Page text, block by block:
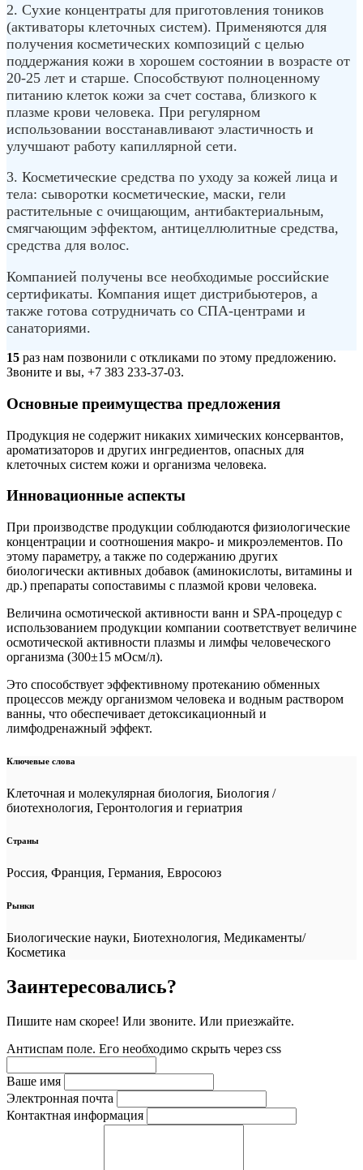
2. Сухие концентраты для приготовления тоников
(активаторы клеточных систем). Применяются для
получения косметических композиций с целью
поддержания кожи в хорошем состоянии в возрасте от
20-25 лет и старше. Способствуют полноценному
питанию клеток кожи за счет состава, близкого к
плазме крови человека. При регулярном
использовании восстанавливают эластичность и
улучшают работу капиллярной сети.
3. Косметические средства по уходу за кожей лица и
тела: сыворотки косметические, маски, гели
растительные с очищающим, антибактериальным,
смягчающим эффектом, антицеллюлитные средства,
средства для волос.
Компанией получены все необходимые российские
сертификаты. Компания ищет дистрибьютеров, а
также готова сотрудничать со СПА-центрами и
санаториями.
15 раз нам позвонили с откликами по этому предложению.
Звоните и вы, +7 383 233-37-03.
Основные преимущества предложения
Продукция не содержит никаких химических консервантов,
ароматизаторов и других ингредиентов, опасных для
клеточных систем кожи и организма человека.
Инновационные аспекты
При производстве продукции соблюдаются физиологические
концентрации и соотношения макро- и микроэлементов. По
этому параметру, а также по содержанию других
биологически активных добавок (аминокислоты, витамины и
др.) препараты сопоставимы с плазмой крови человека.
Величина осмотической активности ванн и SPA-процедур с
использованием продукции компании соответствует величине
осмотической активности плазмы и лимфы человеческого
организма (300±15 мОсм/л).
Это способствует эффективному протеканию обменных
процессов между организмом человека и водным раствором
ванны, что обеспечивает детоксикационный и
лимфодренажный эффект.
Ключевые слова
Клеточная и молекулярная биология, Биология /
биотехнология, Геронтология и гериатрия
Страны
Россия, Франция, Германия, Евросоюз
Рынки
Биологические науки, Биотехнология, Медикаменты/
Косметика
Заинтересовались?
Пишите нам скорее! Или звоните. Или приезжайте.
Антиспам поле. Его необходимо скрыть через css
Ваше имя
Электронная почта
Контактная информация